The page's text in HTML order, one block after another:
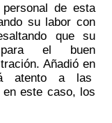
de esta
su labor con
que su
para el buen
Añadió en
atento a las
en este caso, los